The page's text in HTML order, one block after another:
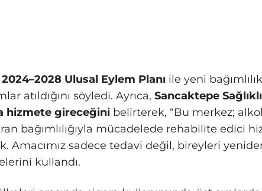
2024–2028 Ulusal Eylem Planı ile yeni
atıldığını söyledi. Ayrıca, Sancaktepe
hizmete gireceğini belirterek, “Bu merkez;
bağımlılığıyla mücadelede rehabilite edici
Amacımız sadece tedavi değil, bireyleri
kullandı.